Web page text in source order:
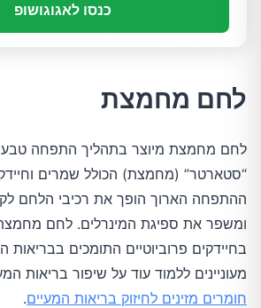
כנסו לאגוגושופ
לחם מחמצת
לחם מחמצת מיוצר בתהליך התפחה
“סטארטר” (מחמצת) הכולל שמרים
ההתפחה הארוך הופך את רכיבי הלחם
ומשפר את ספיגת המינרלים. לחם
בחיידקים פרוביוטיים התומכים
מעוניינים ללמוד עוד על שיפור בריאות
חומרים מזינים לחיזוק בריאות המעיים.